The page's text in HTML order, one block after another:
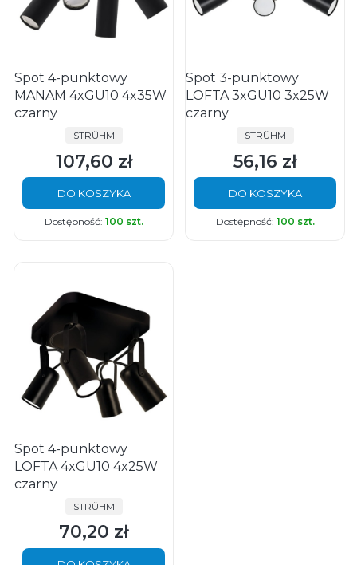
Spot 4-punktowy
MANAM 4xGU10 4x35W
czarny
PRODUCENT
STRÜHM
Cena
107,60 zł
DO KOSZYKA
Dostępność: 100 szt.
Spot 3-punktowy
LOFTA 3xGU10 3x25W
czarny
PRODUCENT
STRÜHM
Cena
56,16 zł
DO KOSZYKA
Dostępność: 100 szt.
Spot 4-punktowy
LOFTA 4xGU10 4x25W
czarny
PRODUCENT
STRÜHM
Cena
70,20 zł